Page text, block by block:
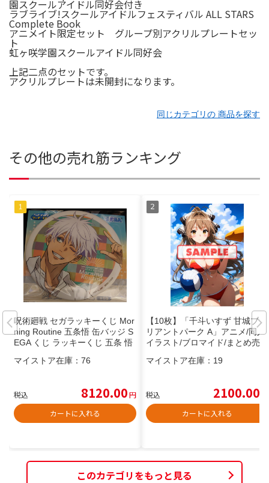
ラブライブ!スクールアイドルフェスティバル ALL STARS
Complete Book
アニメイト限定セット グループ別アクリルプレートセッ
ト
虹ヶ咲学園スクールアイドル同好会
上記二点のセットです。
アクリルプレートは未開封になります。
同じカテゴリの 商品を探す
その他の売れ筋ランキング
呪術廻戦 セガラッキーくじ Mor
ning Routine 五条悟 缶バッジ S
EGA くじ ラッキーくじ 五条 悟
マイストア在庫： 76
税込 8120.00円
カートに入れる
【10枚】「千斗いすず 甘城ブリ
リアントパーク A」アニメ/同人/
イラスト/ブロマイド/まとめ売
マイストア在庫： 19
税込 2100.00
カートに入れる
このカテゴリをもっと見る